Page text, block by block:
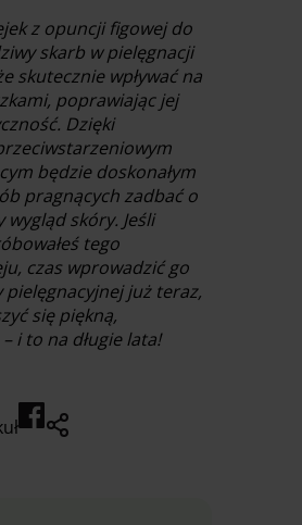
z opuncji figowej do
skarb w pielęgnacji
skutecznie wpływać na
poprawiając jej
Dzięki
będzie doskonałym
pragnących zadbać o
wygląd skóry. Jeśli
tego
czas wprowadzić go
już teraz,
się piękną,
i to na długie lata!